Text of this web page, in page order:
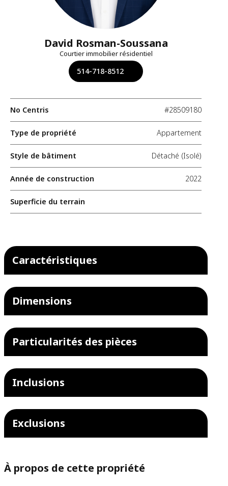
David Rosman-Soussana
Courtier immobilier résidentiel
514-718-8512
No Centris #28509180
Type de propriété Appartement
Style de bâtiment Détaché (Isolé)
Année de construction 2022
Superficie du terrain
Caractéristiques
Dimensions
Particularités des pièces
Inclusions
Exclusions
À propos de cette propriété